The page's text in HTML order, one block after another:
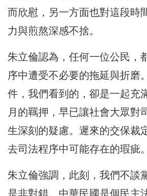
而欣慰，另一方面也對這段時
力與煎熬深感不捨。
朱立倫認為，任何一位公民，
序中遭受不必要的拖延與折磨
件，我們看到的，卻是一起充
月的羈押，早已讓社會大眾對
生深刻的疑慮。遲來的交保裁
去司法程序中可能存在的瑕疵
朱立倫強調，此刻，我們不談
是非對錯。中華民國是個民主